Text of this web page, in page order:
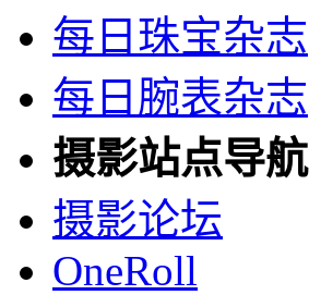
每日珠宝杂志
每日腕表杂志
摄影站点导航
摄影论坛
OneRoll